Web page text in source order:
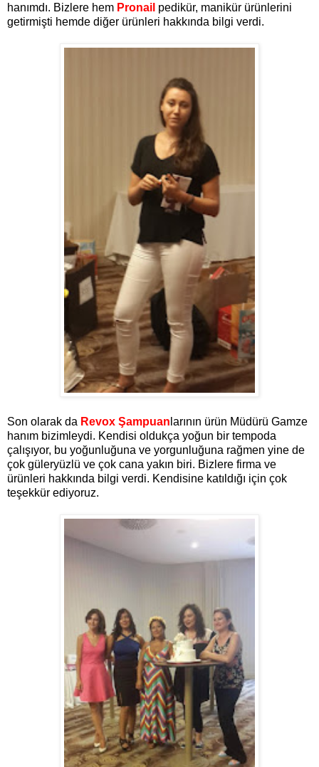
hanımdı. Bizlere hem Pronail pedikür, manikür ürünlerini
getirmişti hemde diğer ürünleri hakkında bilgi verdi.
Son olarak da Revox Şampuan larının ürün Müdürü Gamze
hanım bizimleydi. Kendisi oldukça yoğun bir tempoda
çalışıyor, bu yoğunluğuna ve yorgunluğuna rağmen yine de
çok güleryüzlü ve çok cana yakın biri. Bizlere firma ve
ürünleri hakkında bilgi verdi. Kendisine katıldığı için çok
teşekkür ediyoruz.